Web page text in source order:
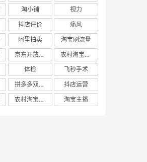
淘小铺
视力
抖店评价
痛风
阿里拍卖
淘宝刷流量
京东开放平台
农村淘宝快递
体检
飞秒手术
拼多多双十二
抖店运营
农村淘宝店铺 淘宝主播